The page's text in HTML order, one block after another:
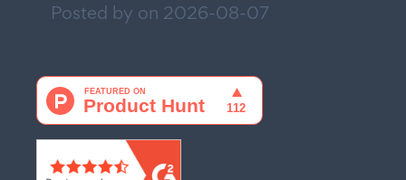
Posted by on 2026-08-07